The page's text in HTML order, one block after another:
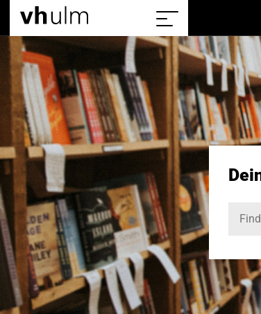
Sitemap
einblenden/